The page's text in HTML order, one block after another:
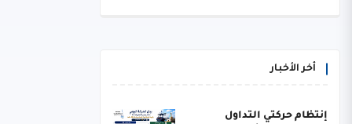
أخر الأخبار
إنتظام حركتي التداول